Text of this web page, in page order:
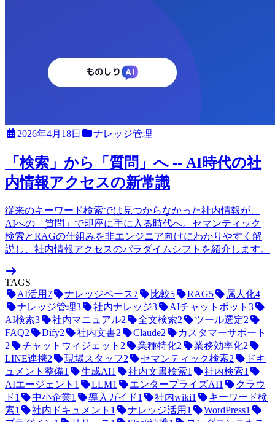
2026年4月18日 ナレッジ管理
「検索」から「質問」へ -- AI時代の社
内情報アクセスの新常識
従来のキーワード検索では見つからなかった社内情報が、
AIへの「質問」で即座に手に入る時代へ。セマンティック
検索とRAGの仕組みを非エンジニア向けにわかりやすく解
説し、社内情報アクセスのパラダイムシフトを紹介します。
TAGS
AI活用 7 ナレッジベース7 比較5 RAG5 属人化4
ナレッジ管理3 社内ナレッジ3 AIチャットボット 3
AI検索3 社内マニュアル2 全文検索2 ツール選定2
FAQ2 Dify2 社内文書2 Claude2
カスタマーサポート
2
チャットウィジェット 2 業種特化2 業務効率化2
LINE連携2 現場スタッフ2 セマンティック検索2
ドキ
ュメント整備1 生成AI1 社内文書検索1 社内検索1
AIエージェント 1 LLM1 エンタープライズAI1
クラウ
ド1 中小企業1 導入ガイド1 社内wiki1
キーワード検
索1 社内ドキュメント 1 ナレッジ活用 1 WordPress1